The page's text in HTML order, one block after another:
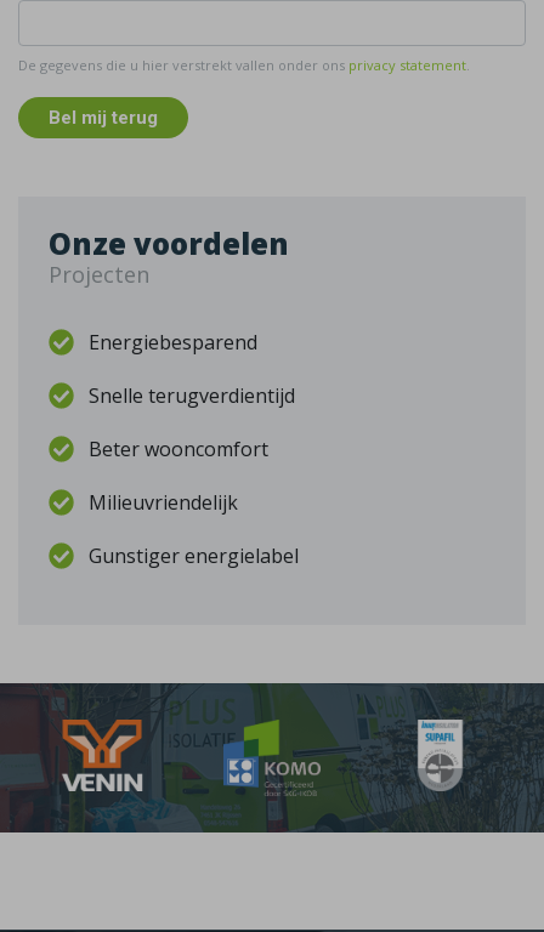
De gegevens die u hier verstrekt vallen onder ons privacy statement.
Bel mij terug
Onze voordelen
Projecten
Energiebesparend
Snelle terugverdientijd
Beter wooncomfort
Milieuvriendelijk
Gunstiger energielabel